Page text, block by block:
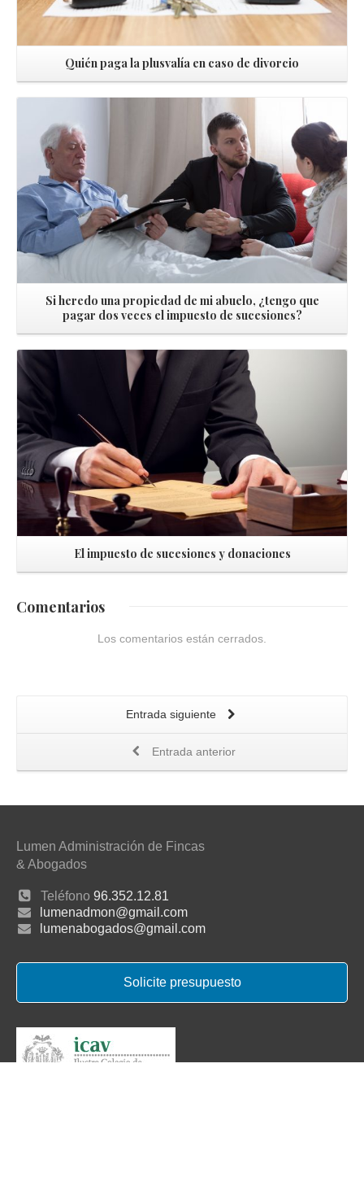
Quién paga la plusvalía en caso de divorcio
Leer más
Si heredo una propiedad de mi abuelo, ¿tengo que
pagar dos veces el impuesto de sucesiones?
Leer más
El impuesto de sucesiones y donaciones
Comentarios
Los comentarios están cerrados.
Entrada siguiente
Entrada anterior
Lumen Administración de Fincas
& Abogados
Teléfono 96.352.12.81
lumenadmon@gmail.com
lumenabogados@gmail.com
Solicite presupuesto